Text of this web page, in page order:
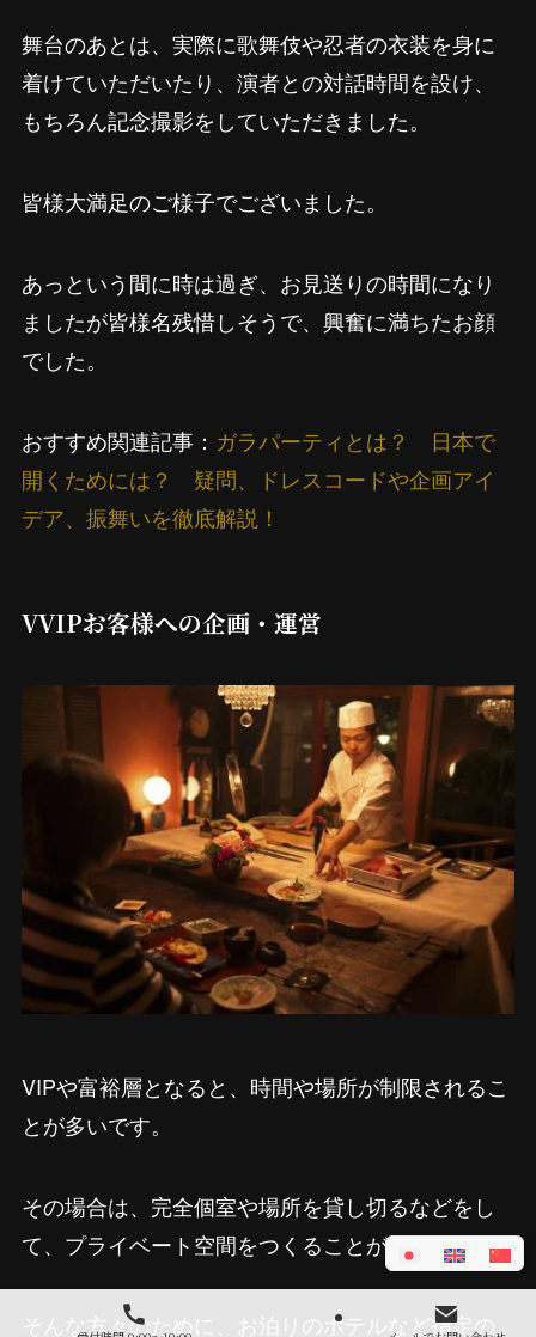
舞台のあとは、実際に歌舞伎や忍者の衣装を身に
着けていただいたり、演者との対話時間を設け、
もちろん記念撮影をしていただきました。
皆様大満足のご様子でございました。
あっという間に時は過ぎ、お見送りの時間になり
ましたが皆様名残惜しそうで、興奮に満ちたお顔
でした。
おすすめ関連記事： ガラパーティとは？ 日本で
開くためには？ 疑問、ドレスコードや企画アイ
デア、振舞いを徹底解説！
VVIPお客様への企画・運営
VIPや富裕層となると、時間や場所が制限されるこ
とが多いです。
その場合は、完全個室や場所を貸し切るなどをし
て、プライベート空間をつくることが大切です。
そんな方々のために、お泊りのホテルなど指定の